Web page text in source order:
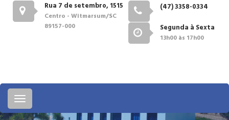
Rua 7 de setembro, 1515
Centro - Witmarsum/SC
89157-000
(47) 3358-0334
Segunda à Sexta
13h00 às 17h00
Toggle
navigation